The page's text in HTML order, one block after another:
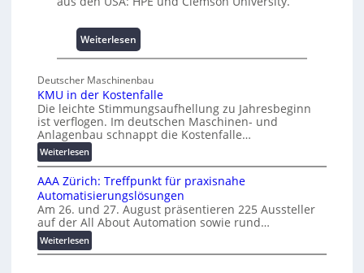
s
e
c
h
a
f
n
Weiterlesen:
U
i
v
e
r
l
A
u
t
m
Deutscher Maschinenbau
KMU in der Kostenfalle
Die leichte Stimmungsaufhellung zu Jahresbeginn
ist verflogen. Im deutschen Maschinen- und
Anlagenbau schnappt die Kostenfalle…
Weiterlesen:
K
M
U
i
n
d
e
AAA Zürich: Treffpunkt für praxisnahe
Automatisierungslösungen
Am 26. und 27. August präsentieren 225 Aussteller
auf der All About Automation sowie rund…
Weiterlesen:
A